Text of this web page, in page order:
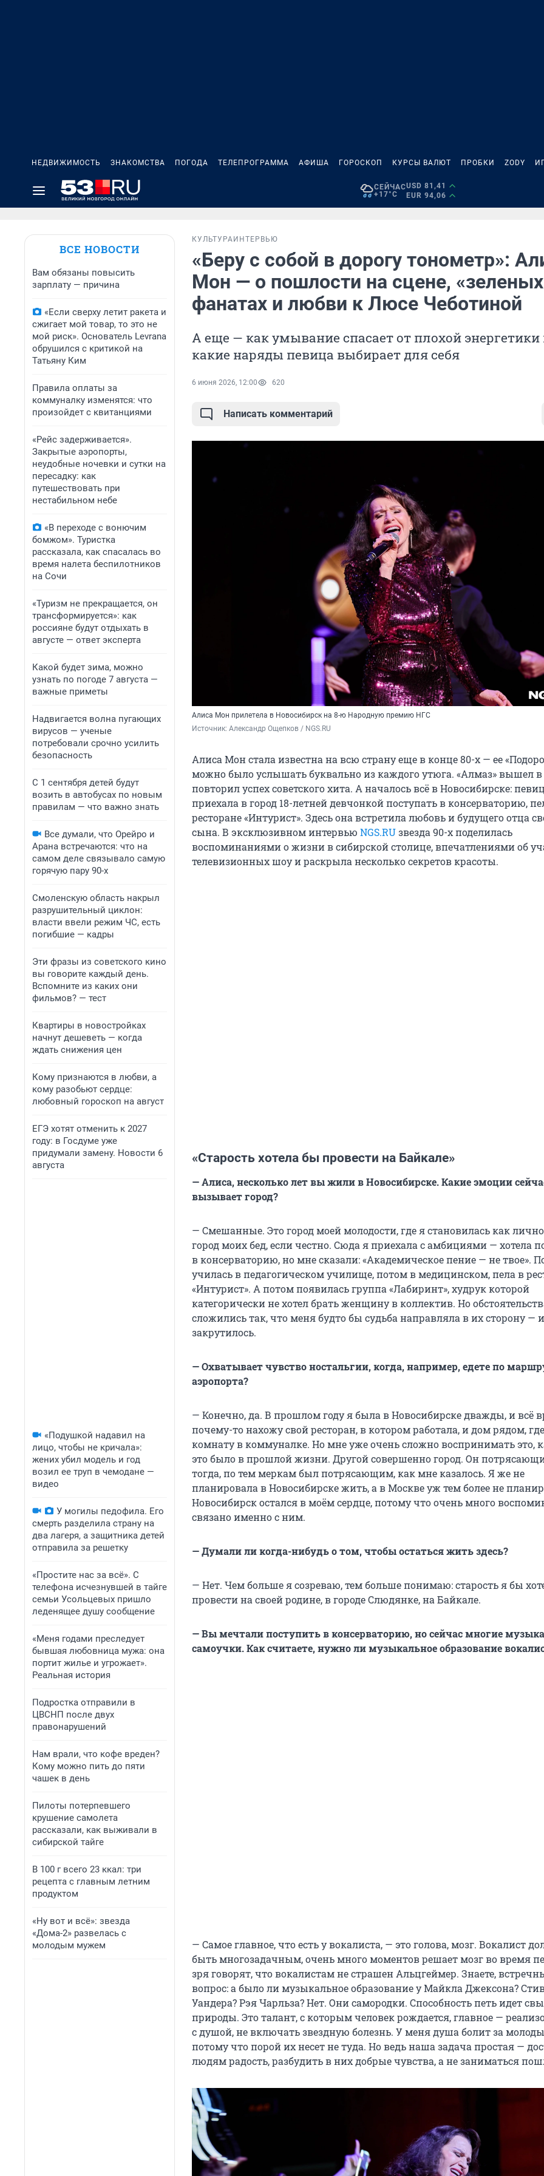
НЕДВИЖИМОСТЬ ЗНАКОМСТВА ПОГОДА ТЕЛЕПРОГРАММА АФИША ГОРОСКОП КУРСЫ ВАЛЮТ ПРОБКИ ZODY
СЕЙЧАС
+17°C
USD 81,41
EUR 94,06
ВСЕ НОВОСТИ
Вам обязаны повысить
зарплату — причина
«Если сверху летит ракета и
сжигает мой товар, то это не
мой риск». Основатель Levrana
обрушился с критикой на
Татьяну Ким
Правила оплаты за
коммуналку изменятся: что
произойдет с квитанциями
«Рейс задерживается».
Закрытые аэропорты,
неудобные ночевки и сутки на
пересадку: как
путешествовать при
нестабильном небе
«В переходе с вонючим
бомжом». Туристка
рассказала, как спасалась во
время налета беспилотников
на Сочи
«Туризм не прекращается, он
трансформируется»: как
россияне будут отдыхать в
августе — ответ эксперта
Какой будет зима, можно
узнать по погоде 7 августа —
важные приметы
Надвигается волна пугающих
вирусов — ученые
потребовали срочно усилить
безопасность
С 1 сентября детей будут
возить в автобусах по новым
правилам — что важно знать
Все думали, что Орейро и
Арана встречаются: что на
самом деле связывало самую
горячую пару 90-х
Смоленскую область накрыл
разрушительный циклон:
власти ввели режим ЧС, есть
погибшие — кадры
Эти фразы из советского кино
вы говорите каждый день.
Вспомните из каких они
фильмов? — тест
Квартиры в новостройках
начнут дешеветь — когда
ждать снижения цен
Кому признаются в любви, а
кому разобьют сердце:
любовный гороскоп на август
ЕГЭ хотят отменить к 2027
году: в Госдуме уже
придумали замену. Новости 6
августа
«Подушкой надавил на
лицо, чтобы не кричала»:
жених убил модель и год
возил ее труп в чемодане —
видео
У могилы педофила. Его
смерть разделила страну на
два лагеря, а защитника детей
отправила за решетку
«Простите нас за всё». С
телефона исчезнувшей в тайге
семьи Усольцевых пришло
леденящее душу сообщение
«Меня годами преследует
бывшая любовница мужа: она
портит жилье и угрожает».
Реальная история
Подростка отправили в
ЦВСНП после двух
правонарушений
Нам врали, что кофе вреден?
Кому можно пить до пяти
чашек в день
Пилоты потерпевшего
крушение самолета
рассказали, как выживали в
сибирской тайге
В 100 г всего 23 ккал: три
рецепта с главным летним
продуктом
«Ну вот и всё»: звезда
«Дома-2» развелась с
молодым мужем
КУЛЬТУРА ИНТЕРВЬЮ
«Беру с собой в дорогу тонометр»:
Мон — о пошлости на сцене,
фанатах и любви к Люсе Чеботиной
А еще — как умывание спасает от плохой энергетики
какие наряды певица выбирает для себя
6 июня 2026, 12:00 620
Написать комментарий
Алиса Мон прилетела в Новосибирск на 8-ю Народную премию НГС
Источник: Александр Ощепков / NGS.RU
Алиса Мон стала известна на всю страну еще в конце 80-х — ее
можно было услышать буквально из каждого утюга. «Алмаз» вышел в
повторил успех советского хита. А началось всё в Новосибирске:
приехала в город 18-летней девчонкой поступать в консерваторию,
ресторане «Интурист». Здесь она встретила любовь и будущего отца
сына. В эксклюзивном интервью NGS.RUзвезда 90-х поделилась
воспоминаниями о жизни в сибирской столице, впечатлениями об
телевизионных шоу и раскрыла несколько секретов красоты.
«Старость хотела бы провести на Байкале»
— Алиса, несколько лет вы жили в Новосибирске. Какие эмоции
вызывает город?
— Смешанные. Это город моей молодости, где я становилась как
город моих бед, если честно. Сюда я приехала с амбициями — хотела
в консерваторию, но мне сказали: «Академическое пение — не твое».
училась в педагогическом училище, потом в медицинском, пела в
«Интурист». А потом появилась группа «Лабиринт», худрук которой
категорически не хотел брать женщину в коллектив. Но
сложились так, что меня будто бы судьба направляла в их сторону — и
закрутилось.
— Охватывает чувство ностальгии, когда, например, едете по
аэропорта?
— Конечно, да. В прошлом году я была в Новосибирске дважды, и всё
почему-то нахожу свой ресторан, в котором работала, и дом рядом,
комнату в коммуналке. Но мне уже очень сложно воспринимать это,
это было в прошлой жизни. Другой совершенно город. Он
тогда, по тем меркам был потрясающим, как мне казалось. Я же не
планировала в Новосибирске жить, а в Москве уж тем более не
Новосибирск остался в моём сердце, потому что очень много
связано именно с ним.
— Думали ли когда-нибудь о том, чтобы остаться жить здесь?
— Нет. Чем больше я созреваю, тем больше понимаю: старость я бы
провести на своей родине, в городе Слюдянке, на Байкале.
— Вы мечтали поступить в консерваторию, но сейчас многие
самоучки. Как считаете, нужно ли музыкальное образование
— Самое главное, что есть у вокалиста, — это голова, мозг. Вокалист
быть многозадачным, очень много моментов решает мозг во время
зря говорят, что вокалистам не страшен Альцгеймер. Знаете,
вопрос: а было ли музыкальное образование у Майкла Джексона?
Уандера? Рэя Чарльза? Нет. Они самородки. Способность петь идет
природы. Это талант, с которым человек рождается, главное —
с душой, не включать звездную болезнь. У меня душа болит за
потому что порой их несет не туда. Но ведь наша задача простая —
людям радость, разбудить в них добрые чувства, а не заниматься